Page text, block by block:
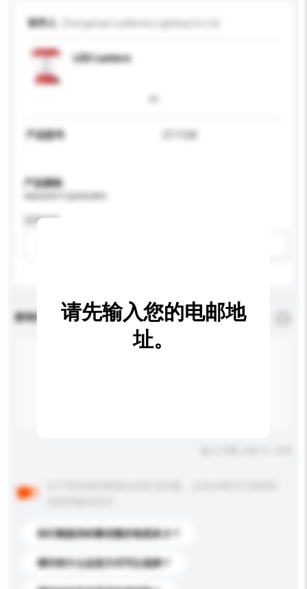
收件人
LED Lantern
产品型号 LT-1124
产品规格
适用年龄
查询内容 *必须填写
你们能提供的最优惠价格是多少？
请问有什么运送方式可以选择？
请先输入您的电邮地
址。